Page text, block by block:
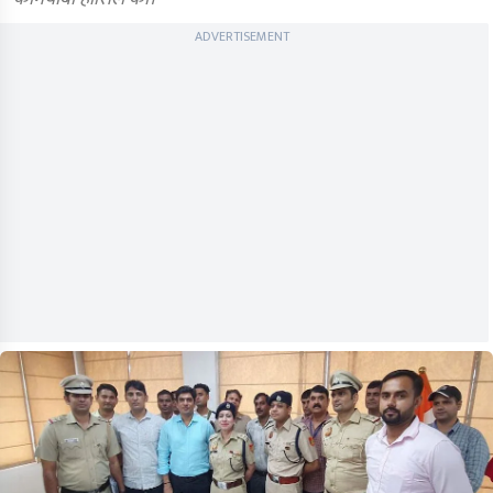
ADVERTISEMENT